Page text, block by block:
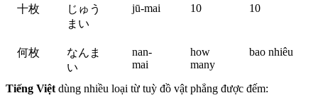
十枚
じゅう
まい
jū-mai 10 10
何枚
なんま
い
nan-
mai
how
many
bao nhiêu
Tiếng Việt dùng nhiều loại từ tuỳ đồ vật phẳng được đếm: